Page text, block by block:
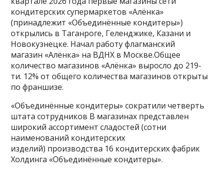
кондитерских супермаркетов «Алёнка»
(принадлежит «Объединённые кондитеры»)
открылись в Таганроге, Геленджике, Казани и
Новокузнецке. Начал работу флагманский
магазин «Алёнка» на ВДНХ в Москве.Общее
количество магазинов «Алёнка» выросло до 219-
ти. 12% от общего количества магазинов открыты
по франшизе.
«Объединённые кондитеры» сократили четверть
штата сотрудников В магазинах представлен
широкий ассортимент сладостей (сотни
наименований кондитерских
изделий) производства 16 кондитерских фабрик
Холдинга «Объединённые кондитеры».